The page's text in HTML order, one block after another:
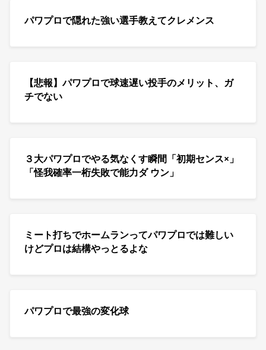
パワプロで隠れた強い選手教えてクレメンス
【悲報】パワプロで球速遅い投手のメリット、ガ
チでない
３大パワプロでやる気なくす瞬間「初期センス×」
「怪我確率一桁失敗で能力ダ ウン」
ミート打ちでホームランってパワプロでは難しい
けどプロは結構やっとるよな
パワプロで最強の変化球